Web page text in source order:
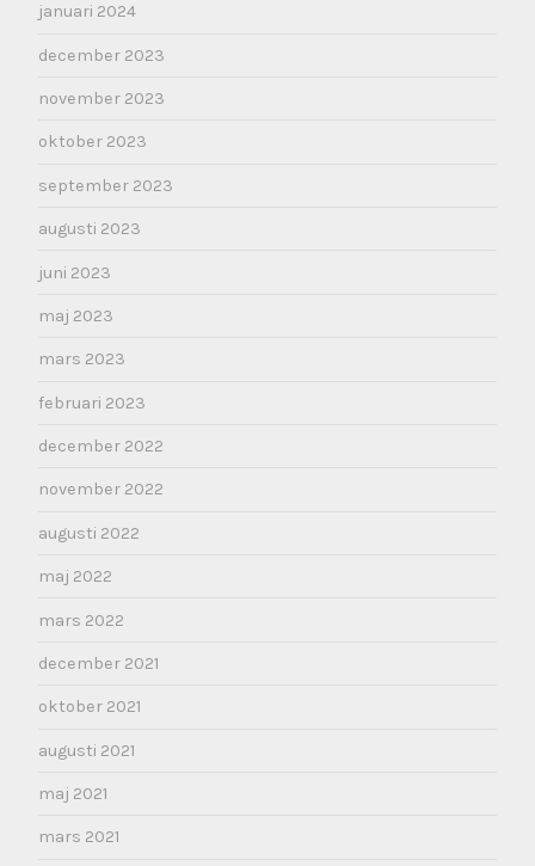
januari 2024
december 2023
november 2023
oktober 2023
september 2023
augusti 2023
juni 2023
maj 2023
mars 2023
februari 2023
december 2022
november 2022
augusti 2022
maj 2022
mars 2022
december 2021
oktober 2021
augusti 2021
maj 2021
mars 2021